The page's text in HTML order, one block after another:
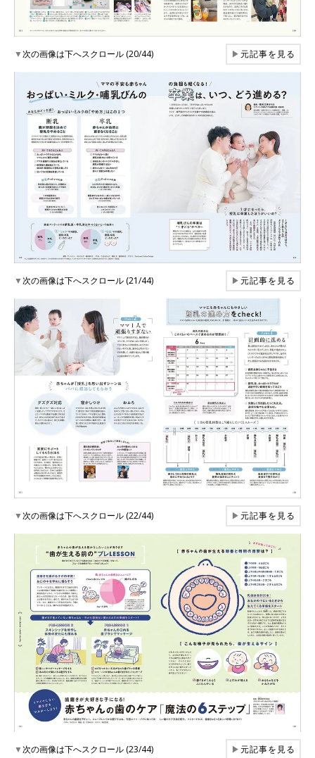
▼次の画像は下へスクロール (20/44) ▶元記事を見る
▼次の画像は下へスクロール (21/44) ▶元記事を見る
▼次の画像は下へスクロール (22/44) ▶元記事を見る
▼次の画像は下へスクロール (23/44) ▶元記事を見る